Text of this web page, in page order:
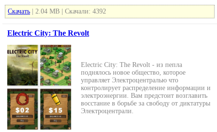
Скачать | 2.04 MB | Скачали: 4392
Electric City: The Revolt
Electric City: The Revolt - из пепла
поднялось новое общество, которое
управляет Электроцентралью что
контролирует распределение информации и
электроэнергии. Вам предстоит возглавить
восстание в борьбе за свободу от диктатуры
Электроцентрали.